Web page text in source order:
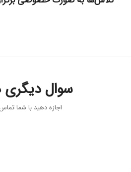
سوال دیگری
اجازه دهید با شما